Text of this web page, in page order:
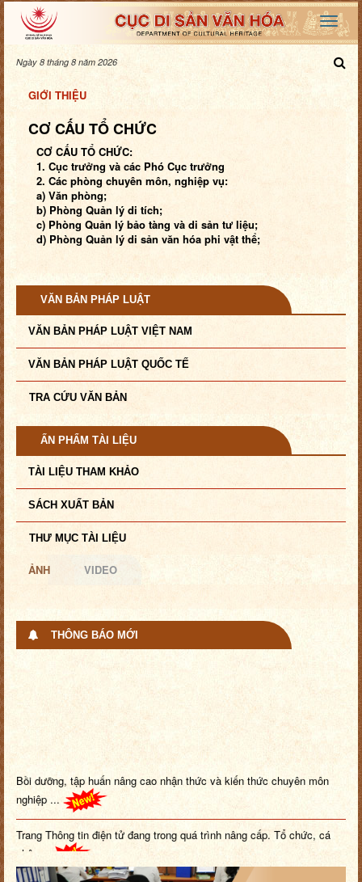
Ngày 8 tháng 8 năm 2026
GIỚI THIỆU
CƠ CẤU TỔ CHỨC
CƠ CẤU TỔ CHỨC:
1. Cục trưởng và các Phó Cục trưởng
2. Các phòng chuyên môn, nghiệp vụ:
a) Văn phòng;
b) Phòng Quản lý di tích;
c) Phòng Quản lý bảo tàng và di sản tư liệu;
d) Phòng Quản lý di sản văn hóa phi vật thể;
VĂN BẢN PHÁP LUẬT
VĂN BẢN PHÁP LUẬT VIỆT NAM
VĂN BẢN PHÁP LUẬT QUỐC TẾ
TRA CỨU VĂN BẢN
ẤN PHẨM TÀI LIỆU
TÀI LIỆU THAM KHẢO
SÁCH XUẤT BẢN
THƯ MỤC TÀI LIỆU
ẢNH VIDEO
THÔNG BÁO MỚI
Bồi dưỡng, tập huấn nâng cao nhận thức và kiến thức chuyên môn
nghiệp ...
Trang Thông tin điện tử đang trong quá trình nâng cấp. Tổ chức, cá
nhâ...